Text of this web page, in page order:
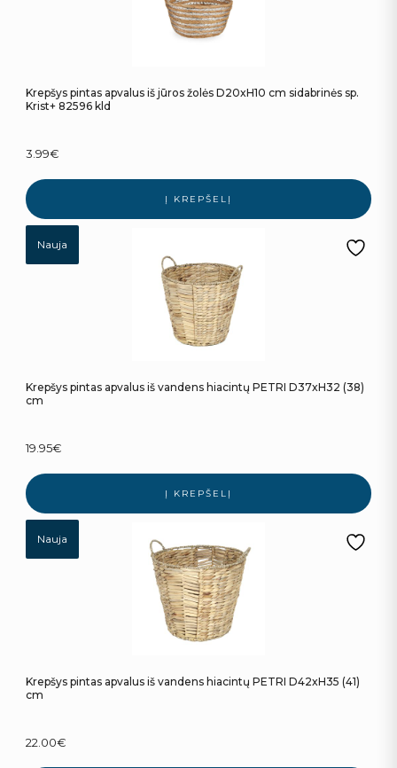
Krepšys pintas apvalus iš jūros žolės D20xH10 cm sidabrinės sp.
Krist+ 82596 kld
3.99€
Į KREPŠELĮ
Nauja
Krepšys pintas apvalus iš vandens hiacintų PETRI D37xH32 (38)
cm
19.95€
Į KREPŠELĮ
Nauja
Krepšys pintas apvalus iš vandens hiacintų PETRI D42xH35 (41)
cm
22.00€